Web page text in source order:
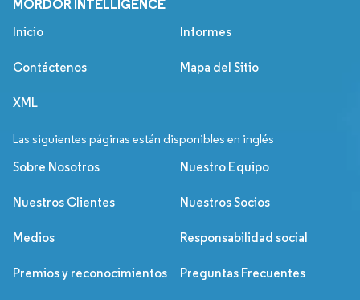
MORDOR INTELLIGENCE
Inicio Informes
Contáctenos Mapa del Sitio
XML
Las siguientes páginas están disponibles en inglés
Sobre Nosotros Nuestro Equipo
Nuestros Clientes Nuestros Socios
Medios Responsabilidad social
Premios y reconocimientos Preguntas Frecuentes